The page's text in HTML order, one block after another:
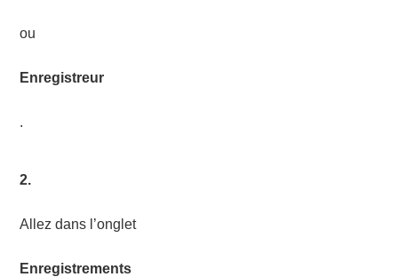
ou
Enregistreur
.
2.
Allez dans l’onglet
Enregistrements